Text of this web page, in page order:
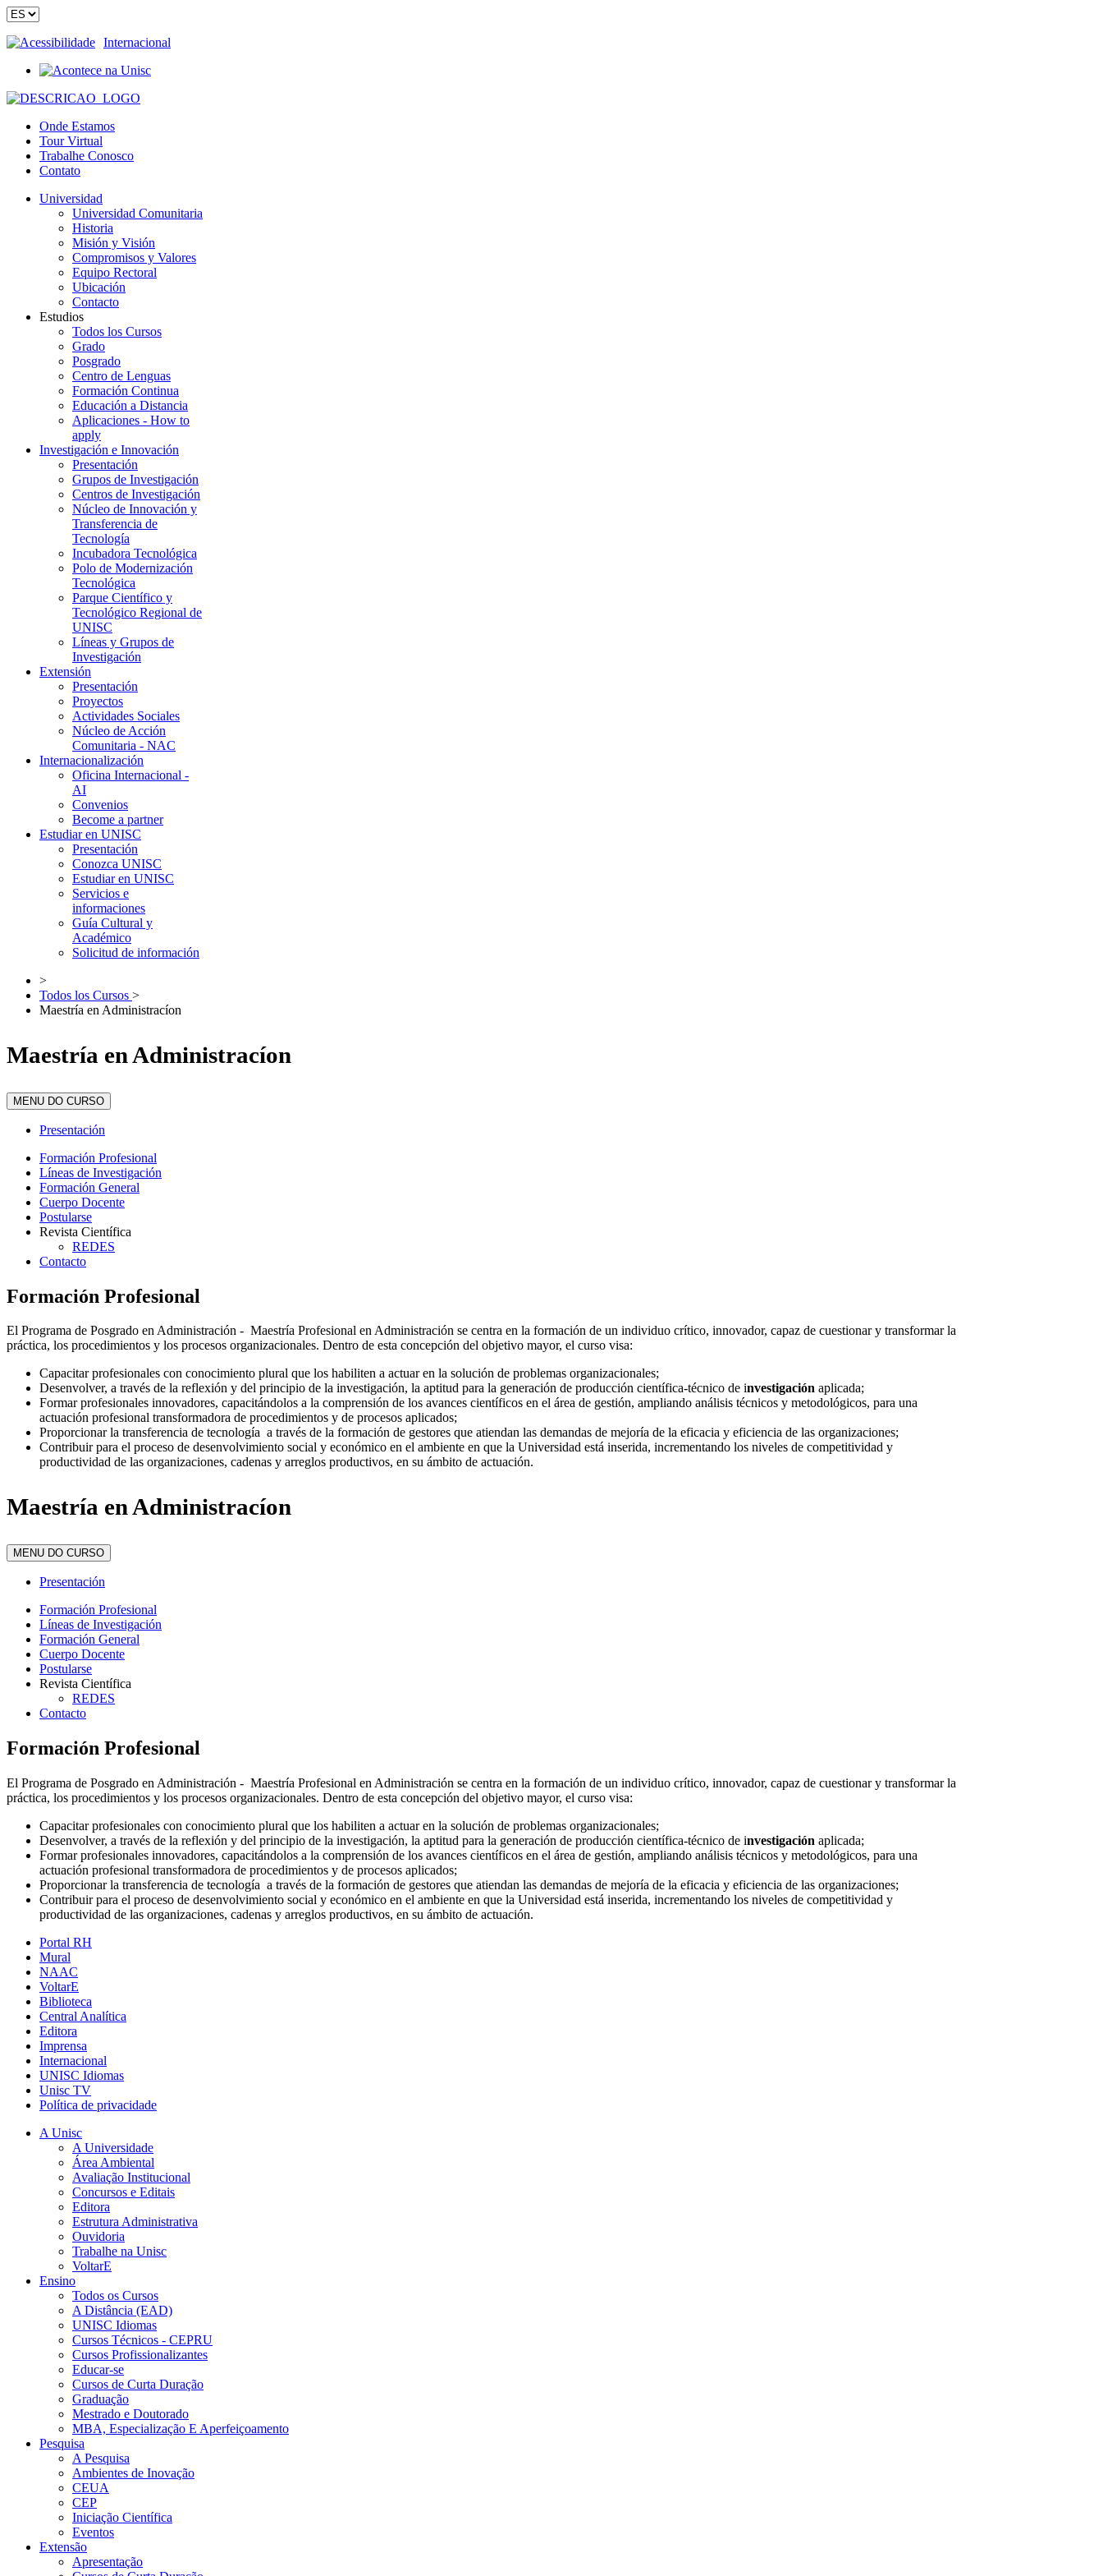
Acessibilidade Internacional
Onde Estamos
Tour Virtual
Trabalhe Conosco
Contato
Universidad
Universidad Comunitaria
Historia
Misión y Visión
Compromisos y Valores
Equipo Rectoral
Ubicación
Contacto
Estudios
Todos los Cursos
Grado
Posgrado
Centro de Lenguas
Formación Continua
Educación a Distancia
Aplicaciones - How to
apply
Investigación e Innovación
Presentación
Grupos de Investigación
Centros de Investigación
Núcleo de Innovación y
Transferencia de
Tecnología
Incubadora Tecnológica
Polo de Modernización
Tecnológica
Parque Científico y
Tecnológico Regional de
UNISC
Líneas y Grupos de
Investigación
Extensión
Presentación
Proyectos
Actividades Sociales
Núcleo de Acción
Comunitaria - NAC
Internacionalización
Oficina Internacional -
AI
Convenios
Become a partner
Estudiar en UNISC
Presentación
Conozca UNISC
Estudiar en UNISC
Servicios e
informaciones
Guía Cultural y
Académico
Solicitud de información
>
Todos los Cursos >
Maestría en Administracíon
Maestría en Administracíon
MENU DO CURSO
Presentación
Formación Profesional
Líneas de Investigación
Formación General
Cuerpo Docente
Postularse
Revista Científica
REDES
Contacto
Formación Profesional
El Programa de Posgrado en Administración - Maestría Profesional en Administración se centra en la formación de un individuo crítico, innovador, capaz de cuestionar y transformar la
práctica, los procedimientos y los procesos organizacionales. Dentro de esta concepción del objetivo mayor, el curso visa:
Capacitar profesionales con conocimiento plural que los habiliten a actuar en la solución de problemas organizacionales;
Desenvolver, a través de la reflexión y del principio de la investigación, la aptitud para la generación de producción científica-técnico de investigación aplicada;
Formar profesionales innovadores, capacitándolos a la comprensión de los avances científicos en el área de gestión, ampliando análisis técnicos y metodológicos, para una
actuación profesional transformadora de procedimientos y de procesos aplicados;
Proporcionar la transferencia de tecnología a través de la formación de gestores que atiendan las demandas de mejoría de la eficacia y eficiencia de las organizaciones;
Contribuir para el proceso de desenvolvimiento social y económico en el ambiente en que la Universidad está inserida, incrementando los niveles de competitividad y
productividad de las organizaciones, cadenas y arreglos productivos, en su ámbito de actuación.
Maestría en Administracíon
MENU DO CURSO
Presentación
Formación Profesional
Líneas de Investigación
Formación General
Cuerpo Docente
Postularse
Revista Científica
REDES
Contacto
Formación Profesional
El Programa de Posgrado en Administración - Maestría Profesional en Administración se centra en la formación de un individuo crítico, innovador, capaz de cuestionar y transformar la
práctica, los procedimientos y los procesos organizacionales. Dentro de esta concepción del objetivo mayor, el curso visa:
Capacitar profesionales con conocimiento plural que los habiliten a actuar en la solución de problemas organizacionales;
Desenvolver, a través de la reflexión y del principio de la investigación, la aptitud para la generación de producción científica-técnico de investigación aplicada;
Formar profesionales innovadores, capacitándolos a la comprensión de los avances científicos en el área de gestión, ampliando análisis técnicos y metodológicos, para una
actuación profesional transformadora de procedimientos y de procesos aplicados;
Proporcionar la transferencia de tecnología a través de la formación de gestores que atiendan las demandas de mejoría de la eficacia y eficiencia de las organizaciones;
Contribuir para el proceso de desenvolvimiento social y económico en el ambiente en que la Universidad está inserida, incrementando los niveles de competitividad y
productividad de las organizaciones, cadenas y arreglos productivos, en su ámbito de actuación.
Portal RH
Mural
NAAC
VoltarE
Biblioteca
Central Analítica
Editora
Imprensa
Internacional
UNISC Idiomas
Unisc TV
Política de privacidade
A Unisc
A Universidade
Área Ambiental
Avaliação Institucional
Concursos e Editais
Editora
Estrutura Administrativa
Ouvidoria
Trabalhe na Unisc
VoltarE
Ensino
Todos os Cursos
A Distância (EAD)
UNISC Idiomas
Cursos Técnicos - CEPRU
Cursos Profissionalizantes
Educar-se
Cursos de Curta Duração
Graduação
Mestrado e Doutorado
MBA, Especialização E Aperfeiçoamento
Pesquisa
A Pesquisa
Ambientes de Inovação
CEUA
CEP
Iniciação Científica
Eventos
Extensão
Apresentação